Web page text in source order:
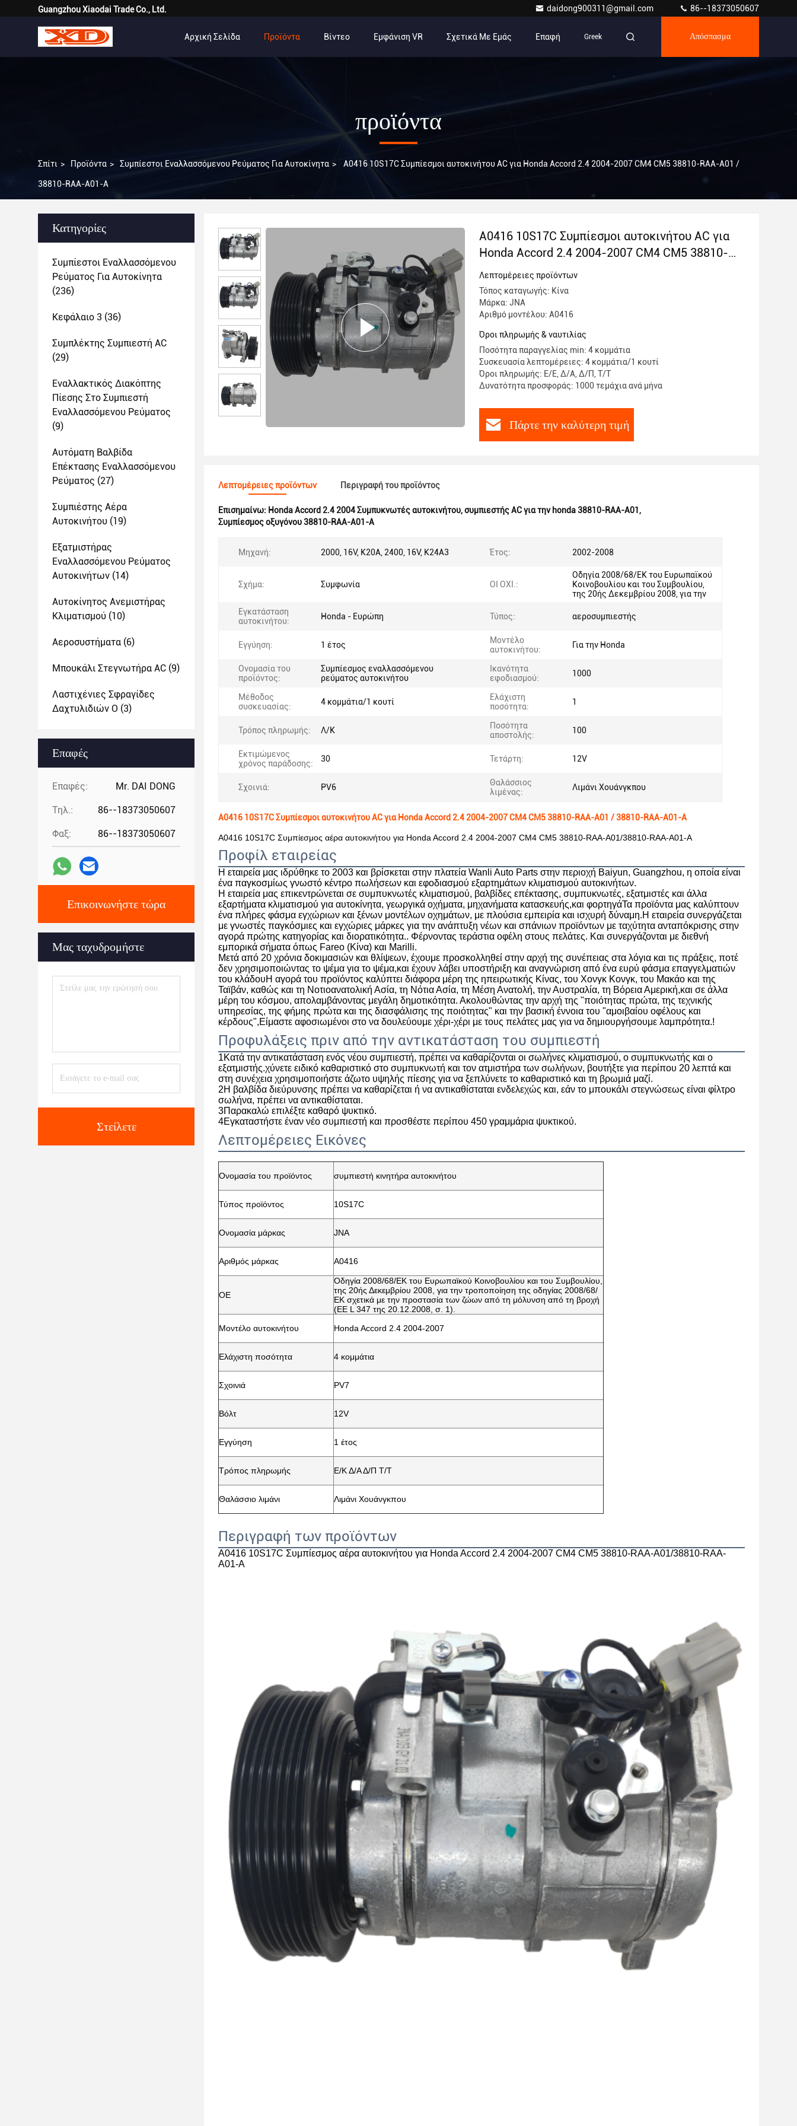
Guangzhou Xiaodai Trade Co., Ltd. daidong900311@gmail.com 86--18373050607
Αρχική Σελίδα Προϊόντα Βίντεο Εμφάνιση VR Σχετικά Με Εμάς Επαφή Greek Απόσπασμα
προϊόντα
Σπίτι > Προϊόντα > Συμπίεστοι Εναλλασσόμενου Ρεύματος Για Αυτοκίνητα > A0416 10S17C Συμπίεσμοι αυτοκινήτου AC για Honda Accord 2.4 2004-2007 CM4 CM5 38810-RAA-A01 /
38810-RAA-A01-A
Κατηγορίες
Συμπίεστοι Εναλλασσόμενου
Ρεύματος Για Αυτοκίνητα
(236)
Κεφάλαιο 3 (36)
Συμπλέκτης Συμπιεστή AC
(29)
Εναλλακτικός Διακόπτης
Πίεσης Στο Συμπιεστή
Εναλλασσόμενου Ρεύματος
(9)
Αυτόματη Βαλβίδα
Επέκτασης Εναλλασσόμενου
Ρεύματος (27)
Συμπιέστης Αέρα
Αυτοκινήτου (19)
Εξατμιστήρας
Εναλλασσόμενου Ρεύματος
Αυτοκινήτων (14)
Αυτοκίνητος Ανεμιστήρας
Κλιματισμού (10)
Αεροσυστήματα (6)
Μπουκάλι Στεγνωτήρα AC (9)
Λαστιχένιες Σφραγίδες
Δαχτυλιδιών Ο (3)
Επαφές
Επαφές: Mr. DAI DONG
Τηλ.: 86--18373050607
Φαξ: 86--18373050607
Επικοινωνήστε τώρα
Μας ταχυδρομήστε
Στείλετε
A0416 10S17C Συμπίεσμοι αυτοκινήτου AC για
Honda Accord 2.4 2004-2007 CM4 CM5 38810-
RAA-A01 / 38810-RAA-A01-A
Λεπτομέρειες προϊόντων
Τόπος καταγωγής: Κίνα
Μάρκα: JNA
Αριθμό μοντέλου: Α0416
Όροι πληρωμής & ναυτιλίας
Ποσότητα παραγγελίας min: 4 κομμάτια
Συσκευασία λεπτομέρειες: 4 κομμάτια/1 κουτί
Όροι πληρωμής: Ε/Ε, Δ/Α, Δ/Π, Τ/Τ
Δυνατότητα προσφοράς: 1000 τεμάχια ανά μήνα
Πάρτε την καλύτερη τιμή
Λεπτομέρειες προϊόντων Περιγραφή του προϊόντος
Επισημαίνω: Honda Accord 2.4 2004 Συμπυκνωτές αυτοκινήτου,συμπιεστής AC για την honda 38810-RAA-A01 ,
Συμπίεσμος οξυγόνου 38810-RAA-A01-A
Μηχανή: 2000, 16V, K20A, 2400, 16V, K24A3 Έτος: 2002-2008
Σχήμα: Συμφωνία ΟΙ ΟΧΙ.:
Οδηγία 2008/68/ΕΚ του Ευρωπαϊκού
Κοινοβουλίου και του Συμβουλίου,
της 20ής Δεκεμβρίου 2008, για την
Εγκατάσταση
αυτοκινήτου:
Honda - Ευρώπη Τύπος: αεροσυμπιεστής
Εγγύηση: 1 έτος
Μοντέλο
αυτοκινήτου:
Για την Honda
Ονομασία του
προϊόντος:
Συμπίεσμος εναλλασσόμενου
ρεύματος αυτοκινήτου
Ικανότητα
εφοδιασμού:
1000
Μέθοδος
συσκευασίας:
4 κομμάτια/1 κουτί
Ελάχιστη
ποσότητα:
1
Τρόπος πληρωμής: Λ/Κ
Ποσότητα
αποστολής:
100
Εκτιμώμενος
χρόνος παράδοσης:
30 Τετάρτη: 12V
Σχοινιά: PV6
Θαλάσσιος
λιμένας:
Λιμάνι Χουάνγκπου
A0416 10S17C Συμπίεσμοι αυτοκινήτου AC για Honda Accord 2.4 2004-2007 CM4 CM5 38810-RAA-A01 / 38810-RAA-A01-A
Α0416 10S17C Συμπίεσμος αέρα αυτοκινήτου για Honda Accord 2.4 2004-2007 CM4 CM5 38810-RAA-A01/38810-RAA-A01-A
Προφίλ εταιρείας
Η εταιρεία μας ιδρύθηκε το 2003 και βρίσκεται στην πλατεία Wanli Auto Parts στην περιοχή Baiyun, Guangzhou, η οποία είναι
ένα παγκοσμίως γνωστό κέντρο πωλήσεων και εφοδιασμού εξαρτημάτων κλιματισμού αυτοκινήτων.
Η εταιρεία μας επικεντρώνεται σε συμπυκνωτές κλιματισμού, βαλβίδες επέκτασης, συμπυκνωτές, εξατμιστές και άλλα
εξαρτήματα κλιματισμού για αυτοκίνητα, γεωργικά οχήματα, μηχανήματα κατασκευής,και φορτηγάΤα προϊόντα μας καλύπτουν
ένα πλήρες φάσμα εγχώριων και ξένων μοντέλων οχημάτων, με πλούσια εμπειρία και ισχυρή δύναμη.Η εταιρεία συνεργάζεται
με γνωστές παγκόσμιες και εγχώριες μάρκες για την ανάπτυξη νέων και σπάνιων προϊόντων με ταχύτητα ανταπόκρισης στην
αγορά πρώτης κατηγορίας και διορατικότητα.. Φέρνοντας τεράστια οφέλη στους πελάτες. Και συνεργάζονται με διεθνή
εμπορικά σήματα όπως Fareo (Κίνα) και Marilli.
Μετά από 20 χρόνια δοκιμασιών και θλίψεων, έχουμε προσκολληθεί στην αρχή της συνέπειας στα λόγια και τις πράξεις, ποτέ
δεν χρησιμοποιώντας το ψέμα για το ψέμα,και έχουν λάβει υποστήριξη και αναγνώριση από ένα ευρύ φάσμα επαγγελματιών
του κλάδουΗ αγορά του προϊόντος καλύπτει διάφορα μέρη της ηπειρωτικής Κίνας, του Χονγκ Κονγκ, του Μακάο και της
Ταϊβάν, καθώς και τη Νοτιοανατολική Ασία, τη Νότια Ασία, τη Μέση Ανατολή, την Αυστραλία, τη Βόρεια Αμερική,και σε άλλα
μέρη του κόσμου, απολαμβάνοντας μεγάλη δημοτικότητα. Ακολουθώντας την αρχή της "ποιότητας πρώτα, της τεχνικής
υπηρεσίας, της φήμης πρώτα και της διασφάλισης της ποιότητας" και την βασική έννοια του "αμοιβαίου οφέλους και
κέρδους",Είμαστε αφοσιωμένοι στο να δουλεύουμε χέρι-χέρι με τους πελάτες μας για να δημιουργήσουμε λαμπρότητα.!
Προφυλάξεις πριν από την αντικατάσταση του συμπιεστή
1Κατά την αντικατάσταση ενός νέου συμπιεστή, πρέπει να καθαρίζονται οι σωλήνες κλιματισμού, ο συμπυκνωτής και ο
εξατμιστής.χύνετε ειδικό καθαριστικό στο συμπυκνωτή και τον ατμιστήρα των σωλήνων, βουτήξτε για περίπου 20 λεπτά και
στη συνέχεια χρησιμοποιήστε άζωτο υψηλής πίεσης για να ξεπλύνετε το καθαριστικό και τη βρωμιά μαζί.
2Η βαλβίδα διεύρυνσης πρέπει να καθαρίζεται ή να αντικαθίσταται ενδελεχώς και, εάν το μπουκάλι στεγνώσεως είναι φίλτρο
σωλήνα, πρέπει να αντικαθίσταται.
3Παρακαλώ επιλέξτε καθαρό ψυκτικό.
4Εγκαταστήστε έναν νέο συμπιεστή και προσθέστε περίπου 450 γραμμάρια ψυκτικού.
Λεπτομέρειες Εικόνες
Ονομασία του προϊόντος συμπιεστή κινητήρα αυτοκινήτου
Τύπος προϊόντος 10S17C
Ονομασία μάρκας JNA
Αριθμός μάρκας Α0416
ΟΕ
Οδηγία 2008/68/ΕΚ του Ευρωπαϊκού Κοινοβουλίου και του Συμβουλίου,
της 20ής Δεκεμβρίου 2008, για την τροποποίηση της οδηγίας 2008/68/
ΕΚ σχετικά με την προστασία των ζώων από τη μόλυνση από τη βροχή
(ΕΕ L 347 της 20.12.2008, σ. 1).
Μοντέλο αυτοκινήτου
Honda Accord 2.4 2004-2007
Ελάχιστη ποσότητα 4 κομμάτια
Σχοινιά PV7
Βόλτ 12V
Εγγύηση 1 έτος
Τρόπος πληρωμής Ε/Κ Δ/Α Δ/Π Τ/Τ
Θαλάσσιο λιμάνι Λιμάνι Χουάνγκπου
Περιγραφή των προϊόντων
Α0416 10S17C Συμπίεσμος αέρα αυτοκινήτου για Honda Accord 2.4 2004-2007 CM4 CM5 38810-RAA-A01/38810-RAA-
A01-A